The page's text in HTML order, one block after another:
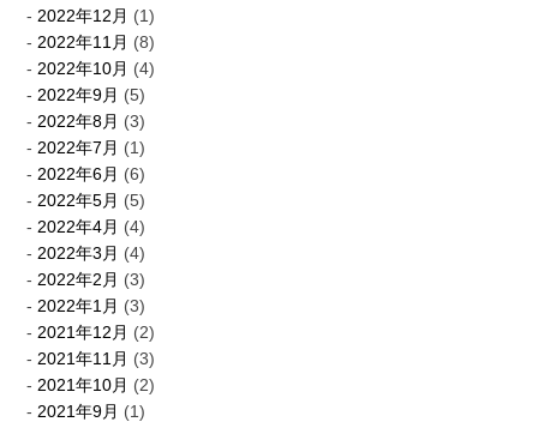
2022年12月 (1)
2022年11月 (8)
2022年10月 (4)
2022年9月 (5)
2022年8月 (3)
2022年7月 (1)
2022年6月 (6)
2022年5月 (5)
2022年4月 (4)
2022年3月 (4)
2022年2月 (3)
2022年1月 (3)
2021年12月 (2)
2021年11月 (3)
2021年10月 (2)
2021年9月 (1)